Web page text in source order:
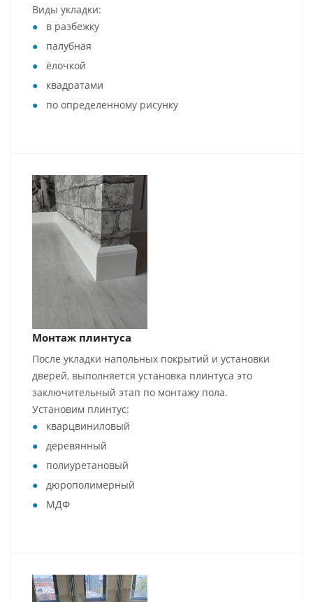
Виды укладки:
в разбежку
палубная
ёлочкой
квадратами
по определенному рисунку
Монтаж плинтуса
После укладки напольных покрытий и установки
дверей, выполняется установка плинтуса это
заключительный этап по монтажу пола.
Установим плинтус:
кварцвиниловый
деревянный
полиуретановый
дюрополимерный
МДФ